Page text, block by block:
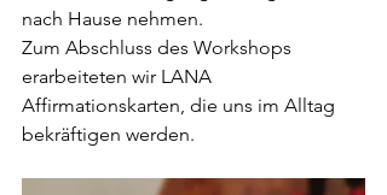
nach Hause nehmen.
Zum Abschluss des Workshops
erarbeiteten wir LANA
Affirmationskarten, die uns im Alltag
bekräftigen werden.